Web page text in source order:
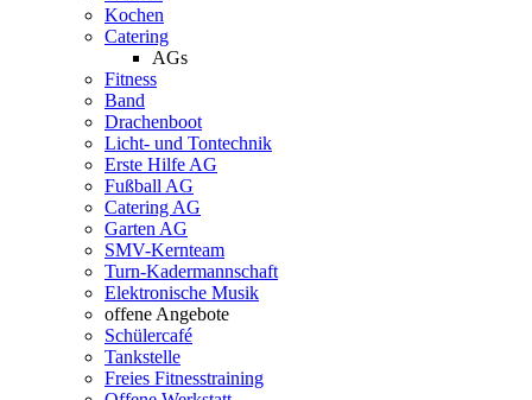
Kochen
Catering
AGs
Fitness
Band
Drachenboot
Licht- und Tontechnik
Erste Hilfe AG
Fußball AG
Catering AG
Garten AG
SMV-Kernteam
Turn-Kadermannschaft
Elektronische Musik
offene Angebote
Schülercafé
Tankstelle
Freies Fitnesstraining